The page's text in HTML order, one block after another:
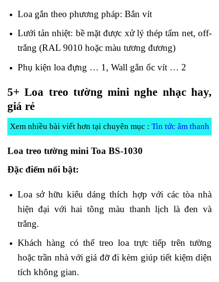
Loa gắn theo phương pháp: Bắn vít
Lưới tản nhiệt: bề mặt được xử lý thép tấm net, off-
trắng (RAL 9010 hoặc màu tương đương)
Phụ kiện loa đựng … 1, Wall gắn ốc vít … 2
5+ Loa treo tường mini nghe nhạc hay,
giá rẻ
Xem nhiều bài viết hơn tại chuyên mục : Tin tức âm thanh
Loa treo tường mini Toa BS-1030
Đặc điểm nổi bật:
Loa sở hữu kiểu dáng thích hợp với các tòa nhà
hiện đại với hai tông màu thanh lịch là đen và
trắng.
Khách hàng có thể treo loa trực tiếp trên tường
hoặc trần nhà với giá đỡ đi kèm giúp tiết kiệm diện
tích không gian.